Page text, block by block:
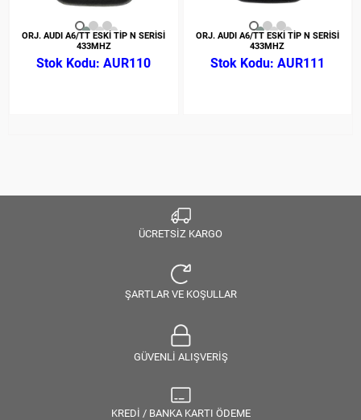
ORJ. AUDI A6/TT ESKİ TİP N SERİSİ
433MHZ
AUR110
ORJ. AUDI A6/TT ESKİ TİP N SERİSİ
433MHZ
AUR111
ÜCRETSİZ KARGO
ŞARTLAR VE KOŞULLAR
GÜVENLİ ALIŞVERİŞ
KREDİ / BANKA KARTI ÖDEME